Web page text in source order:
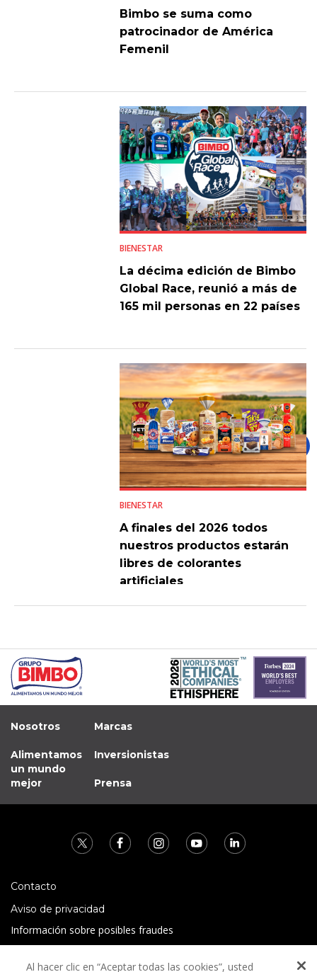
Bimbo se suma como
patrocinador de América
Femenil
BIENESTAR
La décima edición de Bimbo
Global Race, reunió a más de
165 mil personas en 22 países
BIENESTAR
A finales del 2026 todos
nuestros productos estarán
libres de colorantes
artificiales
Nosotros
Alimentamos
un mundo
mejor
Marcas
Inversionistas
Prensa
Contacto
Aviso de privacidad
Información sobre posibles fraudes
Al hacer clic en “Aceptar todas las cookies”, usted